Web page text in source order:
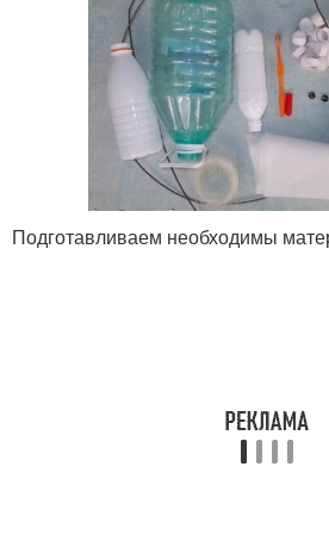
Подготавливаем необходимы